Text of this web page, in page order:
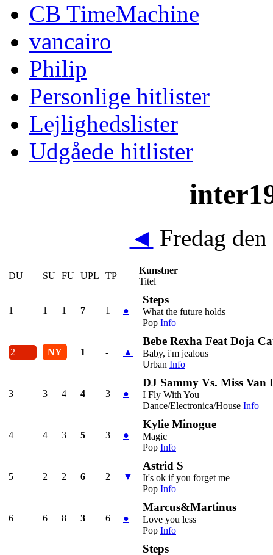
CB TimeMachine
vancairo
Philip
Personlige hitlister
Lejlighedslister
Udgåede hitlister
◄ Fredag
DU SU FU UPL TP
Kunstner
Titel
1 1 1 7 1 ●
Steps
What the future holds
Pop Info
2 NY 1 - ▲
Bebe Rexha Feat Doja
Baby, i'm jealous
Urban Info
3 3 4 4 3 ●
DJ Sammy Vs. Miss Van
I Fly With You
Dance/Electronica/House Info
4 4 3 5 3 ●
Kylie Minogue
Magic
Pop Info
5 2 2 6 2 ▼
Astrid S
It's ok if you forget me
Pop Info
6 6 8 3 6 ●
Marcus&Martinus
Love you less
Pop Info
Steps